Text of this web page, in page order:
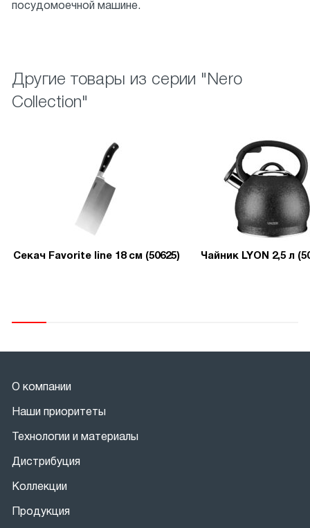
посудомоечной машине.
Другие товары из серии "Nero
Collection"
Секач Favorite line 18 см (50625) Чайник LYON 2,5 л
О компании
Наши приоритеты
Технологии и материалы
Дистрибуция
Коллекции
Продукция